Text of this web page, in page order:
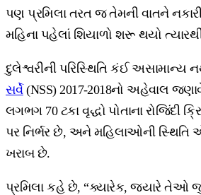
પણ પ્રમિલા તરત જ તેમની વાતને
મહિના પહેલાં શિયાળો શરૂ થયો
દુલેશ્વરીની પરિસ્થિતિ કંઈ અસામાન્ય
સર્વે(NSS) 2017-2018નો અહેવાલ
લગભગ 70 ટકા વૃદ્ધો પોતાના રોજિંદી
પર નિર્ભર છે, અને મહિલાઓની સ્થિતિ
ખરાબ છે.
પ્રમિલા કહે છે, “ક્યારેક, જ્યારે